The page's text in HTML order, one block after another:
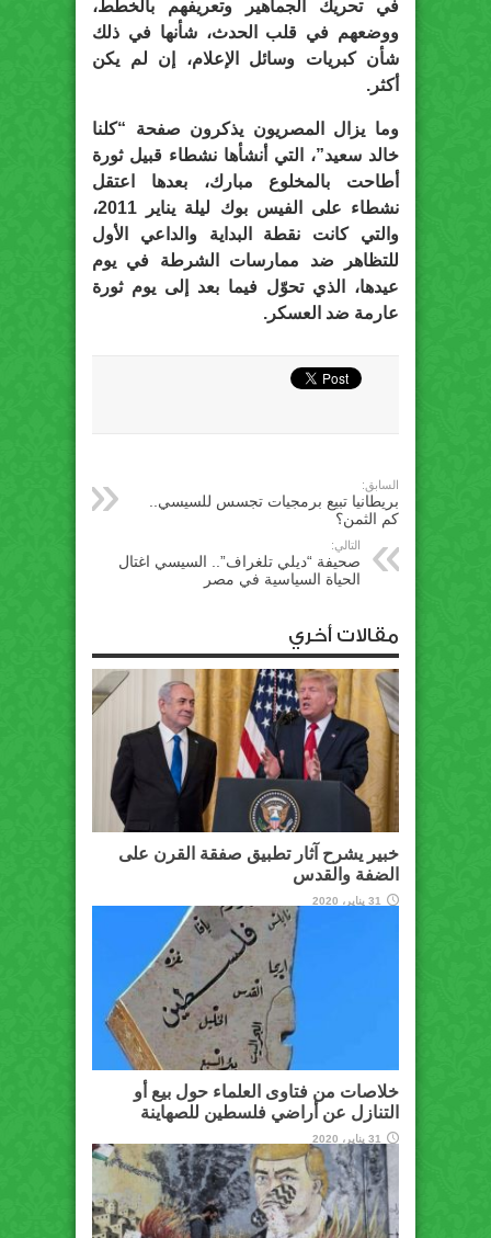
في تحريك الجماهير وتعريفهم بالخطط،
ووضعهم في قلب الحدث، شأنها في ذلك
شأن كبريات وسائل الإعلام، إن لم يكن
أكثر.
وما يزال المصريون يذكرون صفحة “كلنا
خالد سعيد”، التي أنشأها نشطاء قبيل ثورة
أطاحت بالمخلوع مبارك، بعدها اعتقل
نشطاء على الفيس بوك ليلة يناير 2011،
والتي كانت نقطة البداية والداعي الأول
للتظاهر ضد ممارسات الشرطة في يوم
عيدها، الذي تحوّل فيما بعد إلى يوم ثورة
عارمة ضد العسكر.
السابق:
بريطانيا تبيع برمجيات تجسس للسيسي..
كم الثمن؟
التالي:
صحيفة “ديلي تلغراف”.. السيسي اغتال
الحياة السياسية في مصر
مقالات أخري
خبير يشرح آثار تطبيق صفقة القرن على
الضفة والقدس
31 يناير، 2020
خلاصات من فتاوى العلماء حول بيع أو
التنازل عن أراضي فلسطين للصهاينة
31 يناير، 2020